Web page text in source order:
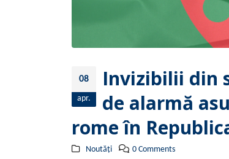
08
apr.
Invizibilii din
de alarmă
rome în
Noutăți 0 Comments